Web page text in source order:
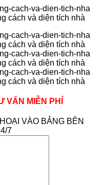
VẤN MIỄN PHÍ
VÀO BẢNG BÊN
7